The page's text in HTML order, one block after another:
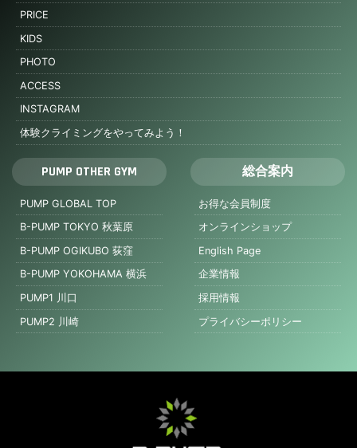
PRICE
KIDS
PHOTO
ACCESS
INSTAGRAM
体験クライミングをやってみよう！
PUMP OTHER GYM
PUMP GLOBAL TOP
B-PUMP TOKYO 秋葉原
B-PUMP OGIKUBO 荻窪
B-PUMP YOKOHAMA 横浜
PUMP1 川口
PUMP2 川崎
総合案内
お得な会員制度
オンラインショップ
English Page
企業情報
採用情報
プライバシーポリシー